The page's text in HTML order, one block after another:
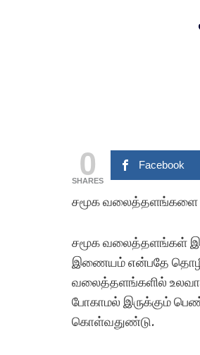
0
SHARES
Facebook
சமூக வலைத்தளங்களை
சமூக வலைத்தளங்கள்
இணையம் என்பதே
வலைத்தளங்களில்
போகாமல் இருக்கும்
கொள்வதுண்டு.